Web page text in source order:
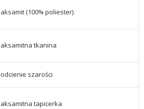
aksamit (100% poliester)
aksamitna tkanina
odcienie szarości
aksamitna tapicerka